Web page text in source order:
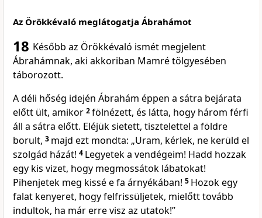
Az Örökkévaló meglátogatja Ábrahámot
18 Később az Örökkévaló ismét megjelent
Ábrahámnak, aki akkoriban Mamré tölgyesében
táborozott.
A déli hőség idején Ábrahám éppen a sátra bejárata
előtt ült, amikor 2fölnézett, és látta, hogy három férfi
áll a sátra előtt. Eléjük sietett, tisztelettel a földre
borult, 3 majd ezt mondta: „Uram, kérlek, ne kerüld el
szolgád házát! 4 Legyetek a vendégeim! Hadd hozzak
egy kis vizet, hogy megmossátok lábatokat!
Pihenjetek meg kissé e fa árnyékában! 5 Hozok egy
falat kenyeret, hogy felfrissüljetek, mielőtt tovább
indultok, ha már erre visz az utatok!”